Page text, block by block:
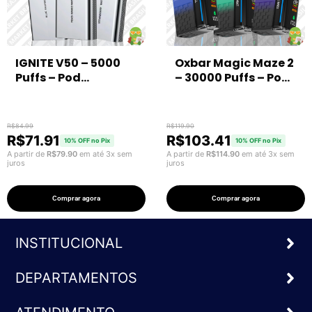
IGNITE V50 – 5000
Puffs – Pod
R$84.99
R$71.91 10% OFF no Pix
A partir de R$79.90 em até 3x sem
juros
Comprar agora
Oxbar Magic Maze 2
– 30000 Puffs – Pod
R$119.90
R$103.41 10% OFF no Pix
A partir de R$114.90 em até 3x sem
juros
Comprar agora
INSTITUCIONAL
DEPARTAMENTOS